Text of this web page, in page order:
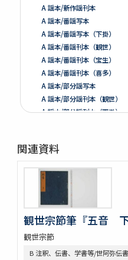
A 謡本/新作謡刊本
A 謡本/番謡写本
A 謡本/番謡写本（下掛）
A 謡本/番謡刊本（観世）
A 謡本/番謡刊本（宝生）
A 謡本/番謡刊本（喜多）
A 謡本/部分謡写本
A 謡本/部分謡刊本（観世）
A 謡本/部分謡刊本（下掛）
B 注釈、伝書、学書等/世阿弥
B 注釈、伝書、学書等/世阿
B 注釈、伝書、学書等/元章伝
B 注釈、伝書、学書等/能伝書
B 注釈、伝書、学書等/翁伝書
B 注釈、伝書、学書等/謡伝書
B 注釈、伝書、学書等/笛伝書
B 注釈、伝書、学書等/小鼓伝
B 注釈、伝書、学書等/大鼓
関連資料
観世宗節筆『五音 下
観世宗節
B 注釈、伝書、学書等/世阿弥伝